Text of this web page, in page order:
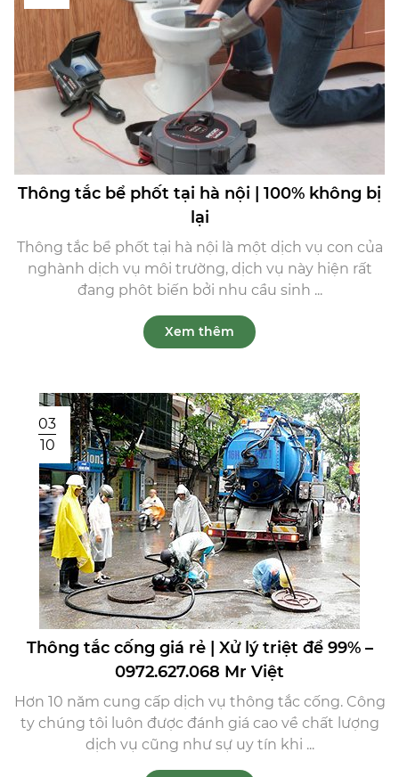
Thông tắc bể phốt tại hà nội | 100% không bị
lại
Thông tắc bể phốt tại hà nội là một dịch vụ con của
nghành dịch vụ môi trường, dịch vụ này hiện rất
đang phôt biến bởi nhu cầu sinh ...
Xem thêm
03
10
Thông tắc cống giá rẻ | Xử lý triệt để 99% –
0972.627.068 Mr Việt
Hơn 10 năm cung cấp dịch vụ thông tắc cống. Công
ty chúng tôi luôn được đánh giá cao về chất lượng
dịch vụ cũng như sự uy tín khi ...